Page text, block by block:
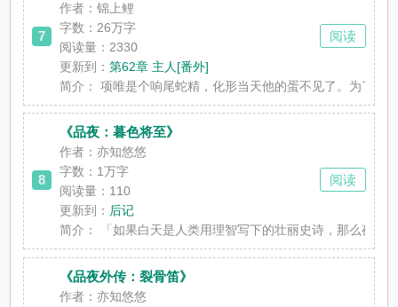
7
作者：锦上鲤
字数：26万字
阅读量：2330
更新到：第62章 主人[番外]
简介：
项唯是个响尾蛇精，化形当天他的蛋不见了。为了找
阅读
8
《品夜：暮色将至》
作者：亦知悠悠
字数： 1万字
阅读量：110
更新到： 后记
简介：
「如果白天是人类用理智写下的壮丽史诗，那么夜晚
阅读
《品夜外传：裂骨笛》
作者：亦知悠悠